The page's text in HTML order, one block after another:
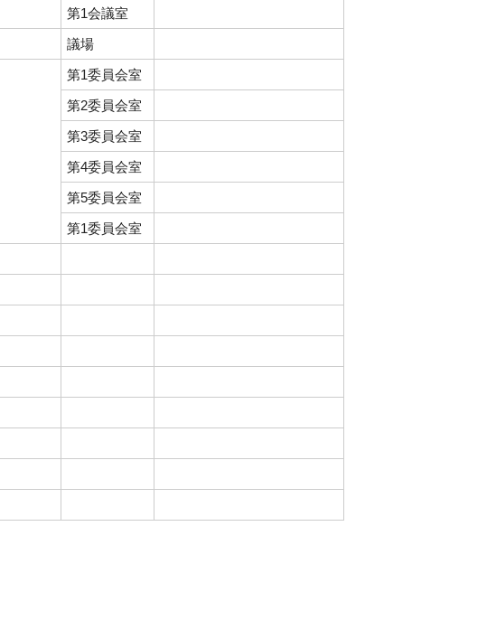
第1会議室
議場
第1委員会室
第2委員会室
第3委員会室
第4委員会室
第5委員会室
第1委員会室